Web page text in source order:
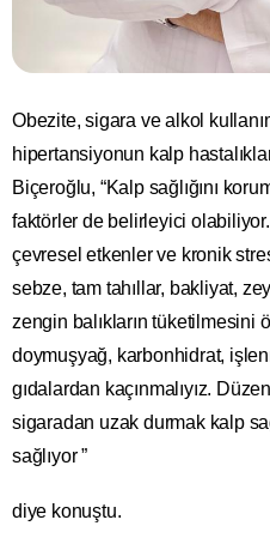
Obezite, sigara ve alkol
hipertansiyonun kalp
Biçeroğlu, “Kalp sağlığını
faktörler de belirleyici
çevresel etkenler ve kronik
sebze, tam tahıllar, bakliyat,
zengin balıkların tüketilmesini
doymuşyağ, karbonhidrat,
gıdalardan kaçınmalıyız.
sigaradan uzak durmak kalp
sağlıyor ”
diye konuştu.